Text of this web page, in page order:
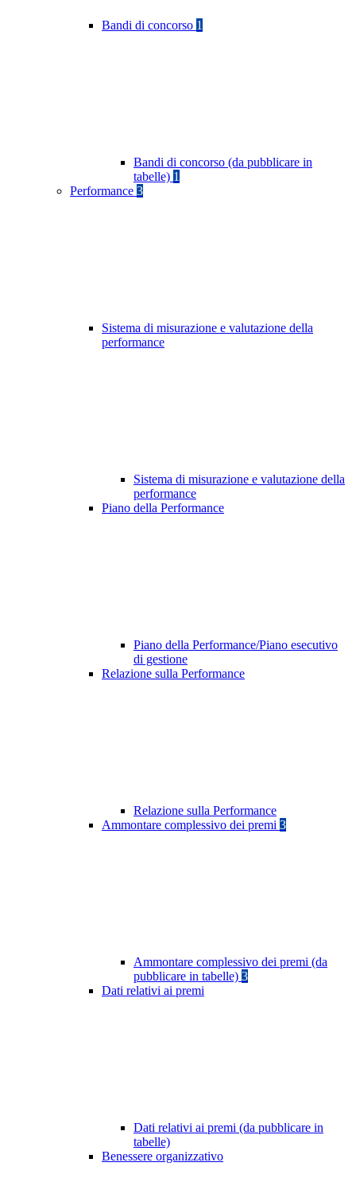
Bandi di concorso 1
Bandi di concorso (da pubblicare in
tabelle) 1
Performance 3
Sistema di misurazione e valutazione della
performance
Sistema di misurazione e valutazione della
performance
Piano della Performance
Piano della Performance/Piano esecutivo
di gestione
Relazione sulla Performance
Relazione sulla Performance
Ammontare complessivo dei premi 3
Ammontare complessivo dei premi (da
pubblicare in tabelle) 3
Dati relativi ai premi
Dati relativi ai premi (da pubblicare in
tabelle)
Benessere organizzativo